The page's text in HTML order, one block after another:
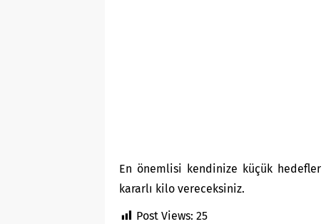
En önemlisi kendinize küçük hedefler
kararlı kilo vereceksiniz.
Post Views: 25